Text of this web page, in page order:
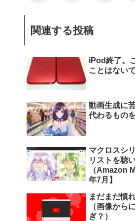
関連する投稿
iPod終了。
ことはないで
動画生成に
代わるもの
マクロスシ
リストを聴
（Amazon
年7月】
まだまだ慣
（画像から
ぎ？）